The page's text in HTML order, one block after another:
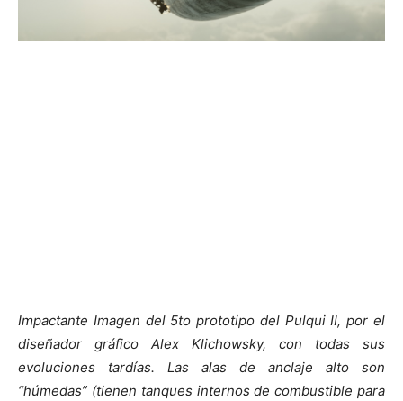
Impactante Imagen del 5to prototipo del Pulqui II, por el
diseñador gráfico Alex Klichowsky, con todas sus
evoluciones tardías. Las alas de anclaje alto son
“húmedas” (tienen tanques internos de combustible para